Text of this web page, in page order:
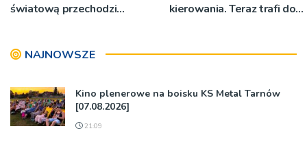
światową przechodzi
kierowania. Teraz trafi do
NAJNOWSZE
Kino plenerowe na boisku KS Metal Tarnów
[07.08.2026]
21:09